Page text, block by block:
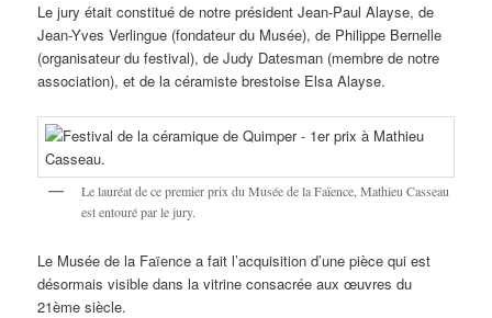
Le jury était constitué de notre président Jean-Paul Alayse, de
Jean-Yves Verlingue (fondateur du Musée), de Philippe Bernelle
(organisateur du festival), de Judy Datesman (membre de notre
association), et de la céramiste brestoise Elsa Alayse.
Le lauréat de ce premier prix du Musée de la Faïence, Mathieu Casseau
est entouré par le jury.
Le Musée de la Faïence a fait l’acquisition d’une pièce qui est
désormais visible dans la vitrine consacrée aux œuvres du
21ème siècle.